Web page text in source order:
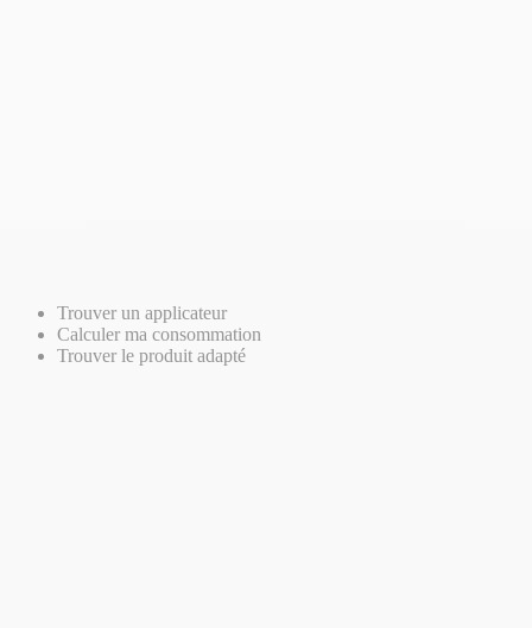
Trouver un applicateur
Calculer ma consommation
Trouver le produit adapté